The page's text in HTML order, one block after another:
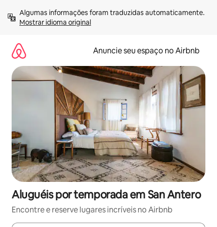
para
Mostrar idioma original
Anuncie seu espaço no Airbnb
Aluguéis por temporada em San Antero
Encontre e reserve lugares incríveis no Airbnb